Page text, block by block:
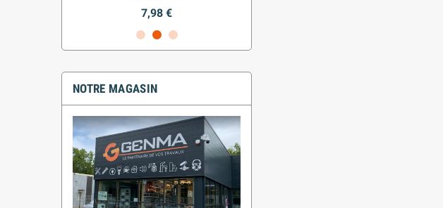
7,98 €
NOTRE MAGASIN